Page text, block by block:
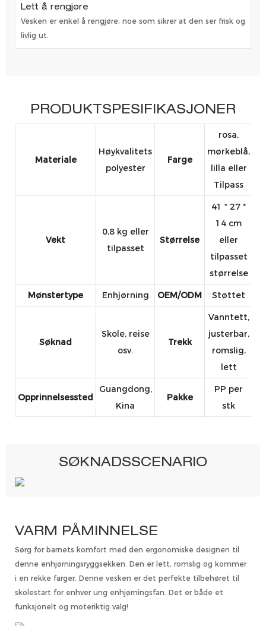
Lett å rengjøre
Vesken er enkel å rengjøre, noe som sikrer at den ser frisk og
livlig ut.
PRODUKTSPESIFIKASJONER
Materiale
Høykvalitets
polyester
Farge
rosa,
mørkeblå,
lilla eller
Tilpass
Vekt
0,8 kg eller
tilpasset
Størrelse
41 * 27 *
14 cm
eller
tilpasset
størrelse
Mønstertype Enhjørning OEM/ODM Støttet
Søknad
Skole, reise
osv.
Trekk
Vanntett,
justerbar,
romslig,
lett
Opprinnelsessted
Guangdong,
Kina
Pakke
PP per
stk
SØKNADSSCENARIO
VARM PÅMINNELSE
Sørg for barnets komfort med den ergonomiske designen til
denne enhjørningsryggsekken. Den er lett, romslig og kommer
i en rekke farger. Denne vesken er det perfekte tilbehøret til
skolestart for enhver ung enhjørningsfan. Det er både et
funksjonelt og moteriktig valg!